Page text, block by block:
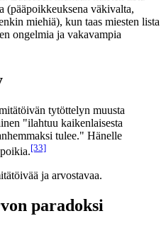
(pääpoikkeuksena väkivalta,
miehiä), kun taas miesten lista
ongelmia ja vakavampia
tytöttelyn muusta
"ilahtuu kaikenlaisesta
tulee." Hänelle
[33]
ja arvostavaa.
paradoksi